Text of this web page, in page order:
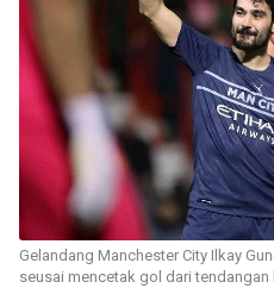
Gelandang Manchester City Ilkay
seusai mencetak gol dari